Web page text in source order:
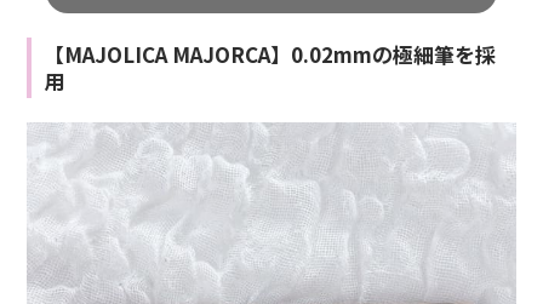
【MAJOLICA MAJORCA】0.02mmの極細筆を採
用